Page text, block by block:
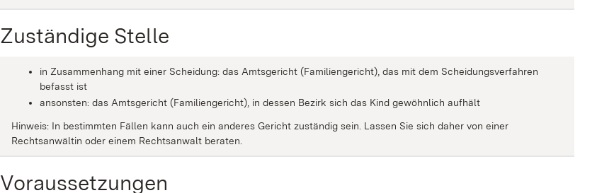
Zuständige Stelle
in Zusammenhang mit einer Scheidung: das Amtsgericht (Familiengericht), das mit dem Scheidungsverfahren
befasst ist
ansonsten: das Amtsgericht (Familiengericht), in dessen Bezirk sich das Kind gewöhnlich aufhält
Hinweis: In bestimmten Fällen kann auch ein anderes Gericht zuständig sein. Lassen Sie sich daher von einer
Rechtsanwältin oder einem Rechtsanwalt beraten.
Voraussetzungen